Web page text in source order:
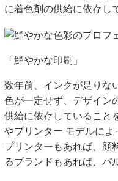
に着色剤の供給に依存し
「鮮やかな印刷」
数年前、インクが足りな
色が一定せず、デザイン
供給に依存していること
やプリンター モデルに
プリンターもあれば、顔
るブランドもあれば、バ